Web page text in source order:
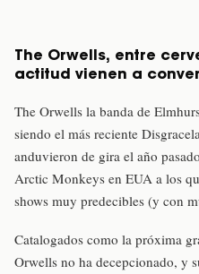
The Orwells, entre
actitud vienen a
The Orwells la banda de
siendo el más reciente
anduvieron de gira el año
Arctic Monkeys en EUA a los
shows muy predecibles (y con
Catalogados como la próxima
Orwells no ha decepcionado, y